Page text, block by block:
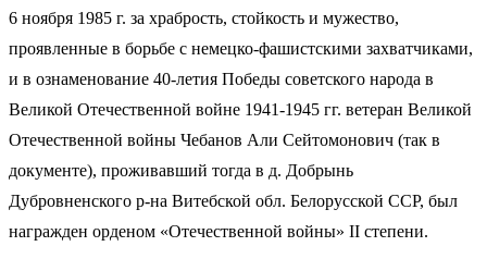
6 ноября 1985 г. за храбрость, стойкость и мужество,
проявленные в борьбе с немецко-фашистскими захватчиками,
и в ознаменование 40-летия Победы советского народа в
Великой Отечественной войне 1941-1945 гг. ветеран Великой
Отечественной войны Чебанов Али Сейтомонович (так в
документе), проживавший тогда в д. Добрынь
Дубровненского р-на Витебской обл. Белорусской ССР, был
награжден орденом «Отечественной войны» II степени.